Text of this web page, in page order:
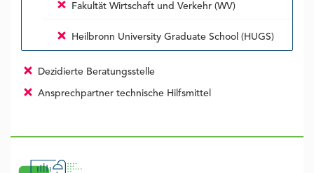
Fakultät Wirtschaft und Verkehr (WV)
Heilbronn University Graduate School (HUGS)
Dezidierte Beratungsstelle
Ansprechpartner technische Hilfsmittel